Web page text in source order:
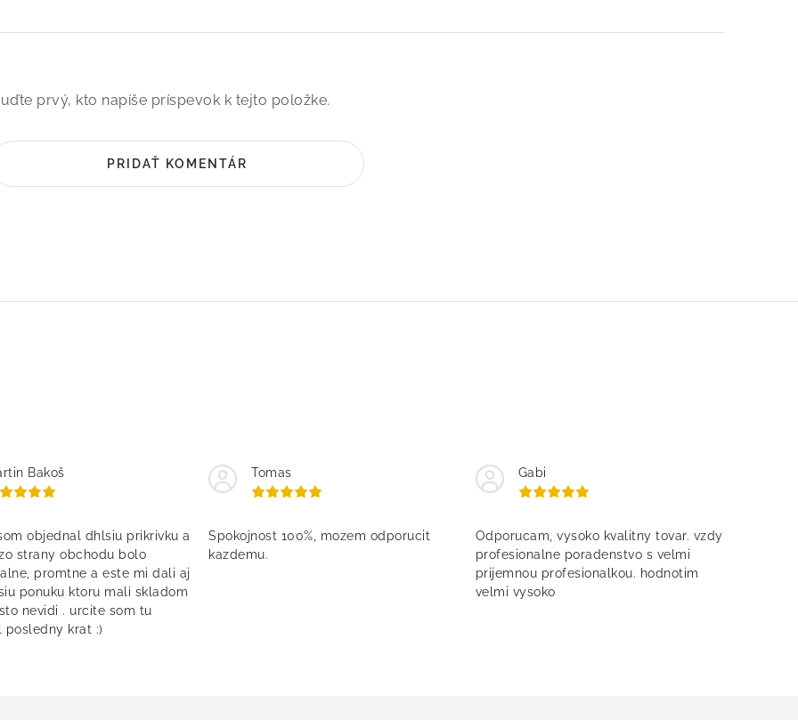
prvý, kto napíše príspevok k tejto položke.
PRIDAŤ KOMENTÁR
Bakoš
objednal dhlsiu prikrivku a
strany obchodu bolo
promtne a este mi dali aj
ponuku ktoru mali skladom
nevidi . urcite som tu
posledny krat :)
Tomas
Spokojnost 100%, mozem odporucit
kazdemu.
Gabi
Odporucam, vysoko kvalitny tovar. vzdy
profesionalne poradenstvo s velmi
prijemnou profesionalkou. hodnotim
velmi vysoko